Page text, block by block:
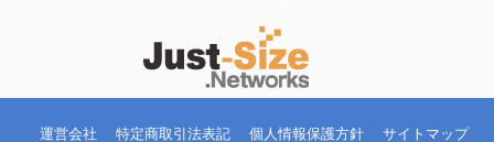
運営会社 特定商取引法表記 個人情報保護方針 サイトマップ